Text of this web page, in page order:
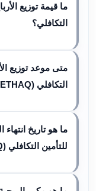
ما قيمة توزيع
التكافلي؟
متى موعد توزيع
التكافلي (METHAQ)؟
ما هو تاريخ
للتأمين التكافلي (METHAQ)؟